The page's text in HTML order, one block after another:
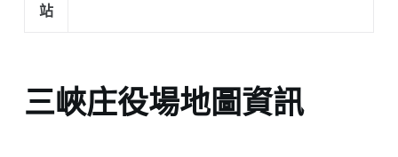
站
三峽庄役場地圖資訊